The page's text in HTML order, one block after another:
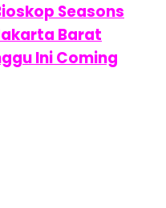
Seasons
Barat
Ini Coming